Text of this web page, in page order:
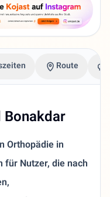
Route
Orthopädie in
für Nutzer, die nach